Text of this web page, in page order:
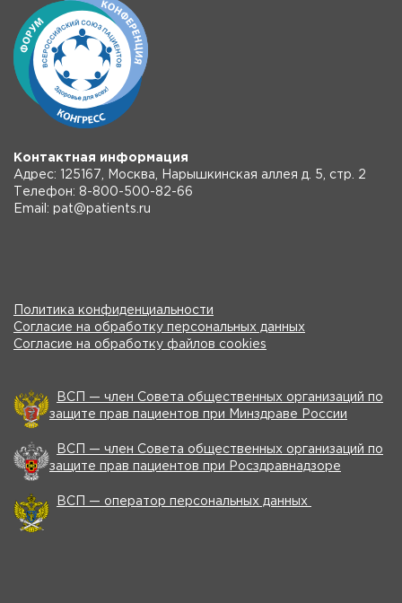
Контактная информация
Адрес: 125167, Москва, Нарышкинская аллея д. 5, стр. 2
Телефон: 8-800-500-82-66
Email: pat@patients.ru
Политика конфиденциальности
Согласие на обработку персональных данных
Согласие на обработку файлов cookies
ВСП — член Совета общественных организаций по
защите прав пациентов при Минздраве России
ВСП — член Совета общественных организаций по
защите прав пациентов при Росздравнадзоре
ВСП — оператор персональных данных